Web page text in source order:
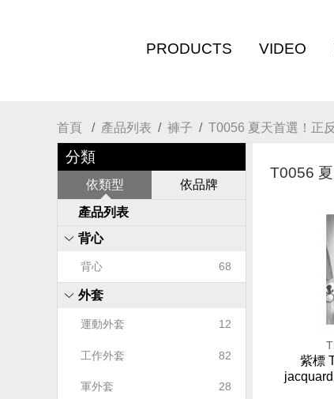
PRODUCTS
全部商品
VIDEO
影片專區
首頁 產品列表 褲子 T0056 夏天首選！正
分類
依類型 依品牌
產品列表
背心
背心 68
外套
運動外套 12
工作外套 82
軍外套 28
T0056
紫標